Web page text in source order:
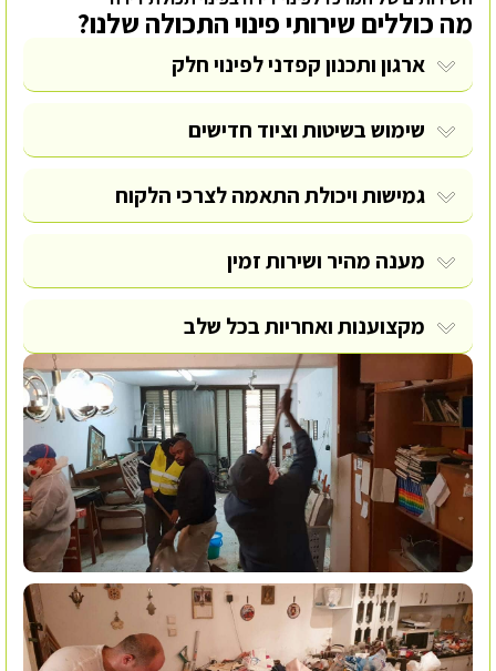
מה כוללים שירותי פינוי התכולה שלנו?
ארגון ותכנון קפדני לפינוי חלק
שימוש בשיטות וציוד חדישים
גמישות ויכולת התאמה לצרכי הלקוח
מענה מהיר ושירות זמין
מקצוענות ואחריות בכל שלב